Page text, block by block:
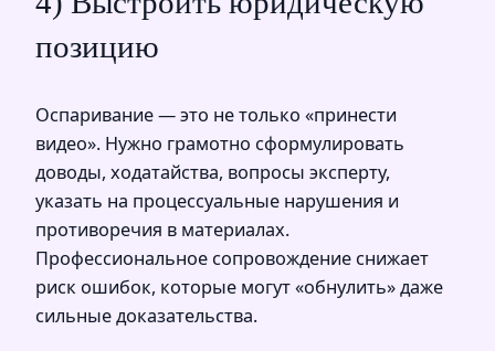
позицию
Оспаривание — это не только «принести
видео». Нужно грамотно сформулировать
доводы, ходатайства, вопросы эксперту,
указать на процессуальные нарушения и
противоречия в материалах.
Профессиональное сопровождение снижает
риск ошибок, которые могут «обнулить» даже
сильные доказательства.